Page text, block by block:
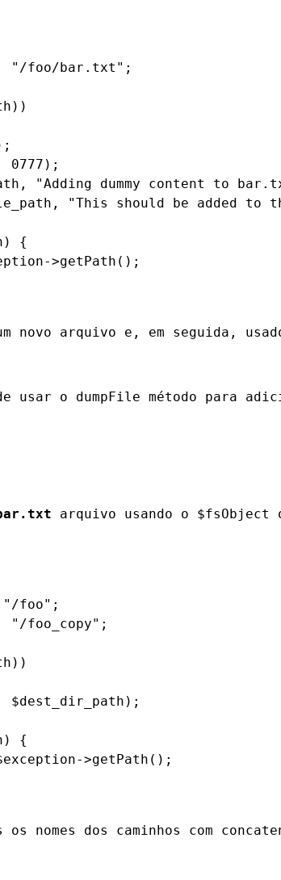
"/foo/bar.txt";
0777);
"Adding dummy content to
"This should be added to
{
>getPath();
novo arquivo e, em seguida,
usar o dumpFile método para
arquivo usando o $fsObject
foo";
"/foo_copy";
$dest_dir_path);
{
>getPath();
os nomes dos caminhos com